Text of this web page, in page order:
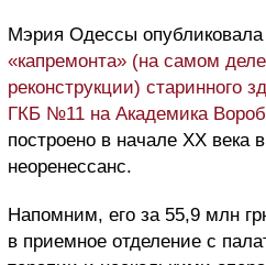
Мэрия Одессы
«капремонта» (на самом
реконструкции) старинного
ГКБ №11 на Академика
построено в начале XX века
неоренессанс.
Напомним, его за 55,9 млн
в приемное отделение с